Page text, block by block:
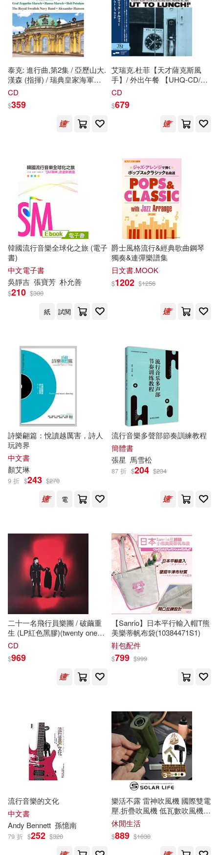
亨利．威廉斯(2) 任達敏(2)
伊恩‧韋德(2) 伊恩．蓋樂(2)
何聖君(2)
傅萬里(2)
冀劍制(2)
出口保行(2) 劉仲彬(2)
劉晉平(2) 劉雲艷主編(2)
吳靜吉(2)
周世聞(2)
周芳如(2) 哈囉吳小妮(2)
啟功(2) 圖敦．耶喜喇嘛(2)
夏樂．貝利埃(2)
大谷義夫(2)
大風文創編輯部(2) 姜子安(2)
威廉．格林(2) 孩悅時光(2)
孫偉鵬(2) 安娜琳．布魯(2)
尤樂(2)
崔鍾雷(2)
崔鍾雷（主編）(2)
布魯斯•D•培理(2)
帕諾斯．巴奈(2) 康樂股漲(2)
廣東省流行音樂協會(2)
中央廣播電視大學出版社(5)
北京大學出版社(5)
北京科學技術出版社(5)
國立台灣交響樂團(5)
國防工業出版社(5) 墨刻(5)
悠然小提琴(5) 愛貝克思(5)
旅遊教育出版社(5)
格上汽車租賃(5)
河北美術出版社(5)
知識產權出版社(5)
積木文化(5) 花城出版社(5)
親子天下(5) 采實文化(5)
韋伯(5) 黑龍江美術出版社(5)
Warner Classics(4) 三采(4)
上海科學技術出版社(4)
中國三峽出版社(4)
中國人口出版社(4)
中國社會科學出版社(4)
化學工業出版社(4)
北京師範大學出版社(4)
同文館(4)
商務(4)
外語教學與研究出版社(4)
泰克: 進行曲,第2集 / 亞歷山大.
漢森 (指揮) / 瑞典皇家海軍樂
隊(Teike: Marches, Vol. 2 /
/ The Royal Swedish Navy
CD
$359
艾瑞克.杜菲【天才薩克斯風
手】/ 外出午餐 【UHQ-CD/
Blue Note-85周年系列】RVG
最高評價經典推薦!、企鵝爵士
評鑑4星祟高評價!、滾石爵士
評鑑5星最高評價!、流行音樂
Lunch【Blue Note-Classics】
(UHQ-CD))
CD
$679
韓國流行音樂全球化之旅 (電子
書)
中文電子書
吳靜吉 張寶芳 朴允善
$210 $300
紙
試閱
爵士風格流行&經典歌曲鋼琴
獨奏&連彈樂譜集
日文書.MOOK
$1202 $1256
詩樂翩篇：悅讀越厲害，詩人
玩跨界
中文書
顏艾琳
9 折 $243 $270
電
流行音樂多聲部節奏訓練教程
簡體書
張星 馬雪松
87 折 $204 $234
二十一名飛行員樂團 / 破繭重
生 (LP紅色黑膠)(twenty one
pilots / Breach (LP))
CD
$969
【Sanrio】日本平行輸入帽T熊
美樂蒂帆布袋(10384471S1)
鞋包配件
$799 $999
流行音樂的文化
中文書
Andy Bennett 孫憶南
79 折 $252 $320
樂活不露 雷神吹風機 國際雙電
壓.折疊吹風機 低瓦數吹風機
露營吹風機 旅行吹風機 國際雙
電壓 戰術綠
休閒生活
$889 $1030